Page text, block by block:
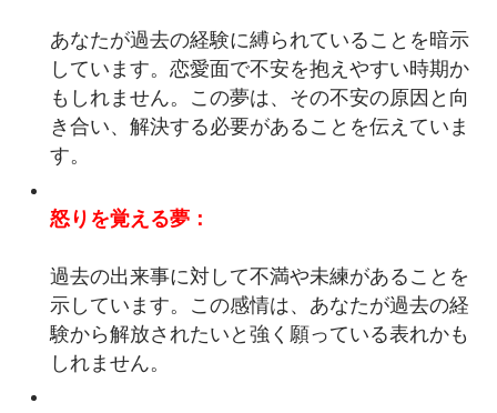
あなたが過去の経験に縛られていることを暗示
しています。恋愛面で不安を抱えやすい時期か
もしれません。この夢は、その不安の原因と向
き合い、解決する必要があることを伝えていま
す。
怒りを覚える夢：
過去の出来事に対して不満や未練があることを
示しています。この感情は、あなたが過去の経
験から解放されたいと強く願っている表れかも
しれません。